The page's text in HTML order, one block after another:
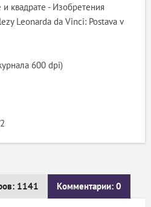
квадрате - Изобретения
Leonarda da Vinci: Postava v
600 dpi)
1141 Комментарии: 0